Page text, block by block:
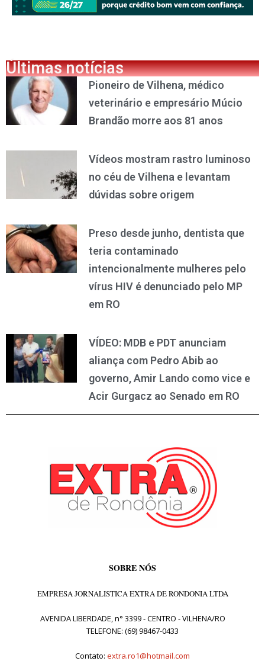
Últimas notícias
Pioneiro de Vilhena, médico
veterinário e empresário Múcio
Brandão morre aos 81 anos
Vídeos mostram rastro luminoso
no céu de Vilhena e levantam
dúvidas sobre origem
Preso desde junho, dentista que
teria contaminado
intencionalmente mulheres pelo
vírus HIV é denunciado pelo MP
em RO
VÍDEO: MDB e PDT anunciam
aliança com Pedro Abib ao
governo, Amir Lando como vice e
Acir Gurgacz ao Senado em RO
SOBRE NÓS
EMPRESA JORNALISTICA EXTRA DE RONDONIA LTDA
AVENIDA LIBERDADE, n° 3399 - CENTRO - VILHENA/RO
TELEFONE: (69) 98467-0433
Contato: extra.ro1@hotmail.com